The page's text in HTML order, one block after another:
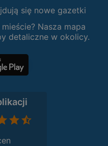
się nowe gazetki
Nasza mapa
detaliczne w okolicy.